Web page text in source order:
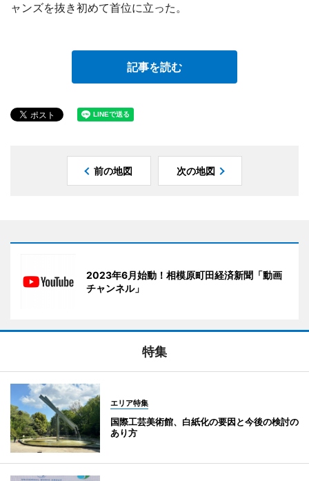
ャンズを抜き初めて首位に立った。
記事を読む
前の地図 次の地図
2023年6月始動！相模原町田経済新聞「動画
チャンネル」
特集
エリア特集
国際工芸美術館、白紙化の要因と今後の検討の
あり方